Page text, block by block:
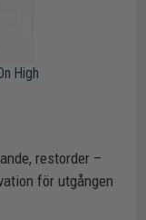
High
restorder –
för utgången